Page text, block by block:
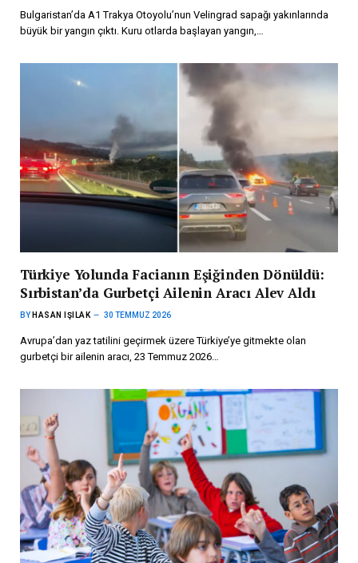
Bulgaristan’da A1 Trakya Otoyolu’nun Velingrad sapağı yakınlarında
büyük bir yangın çıktı. Kuru otlarda başlayan yangın,…
Türkiye Yolunda Facianın Eşiğinden Dönüldü:
Sırbistan’da Gurbetçi Ailenin Aracı Alev Aldı
BY HASAN IŞILAK 30 TEMMUZ 2026
Avrupa’dan yaz tatilini geçirmek üzere Türkiye’ye gitmekte olan
gurbetçi bir ailenin aracı, 23 Temmuz 2026…